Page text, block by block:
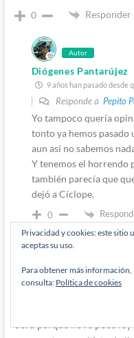
0 Responder
Autor
Diógenes Pantarújez
9 años han pasado desde
Responde a Pepito
Yo tampoco quería
tonto ya hemos pasado
aun así no sabemos
Y tenemos el horrendo
también parecía que
dejó a Cíclope.
0
Carlos 9 años han pasado
Pues yo personalmente
Será porque llevo poco
Privacidad y cookies: este sitio
aceptas su uso.
Para obtener más
consulta: Política de cookies